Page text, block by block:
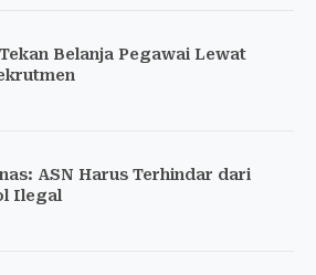
Belanja Pegawai Lewat
ASN Harus Terhindar dari
Ilegal